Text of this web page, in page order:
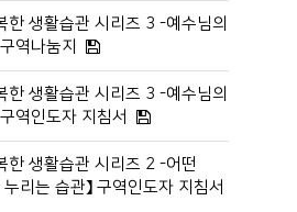
한 생활습관 시리즈 3 -예수님의
역나눔지
한 생활습관 시리즈 3 -예수님의
역인도자 지침서
한 생활습관 시리즈 2 -어떤
리는 습관】 구역인도자 지침서